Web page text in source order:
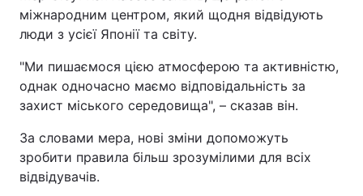
міжнародним центром, який щодня відвідують
люди з усієї Японії та світу.
"Ми пишаємося цією атмосферою та активністю,
однак одночасно маємо відповідальність за
захист міського середовища", – сказав він.
За словами мера, нові зміни допоможуть
зробити правила більш зрозумілими для всіх
відвідувачів.